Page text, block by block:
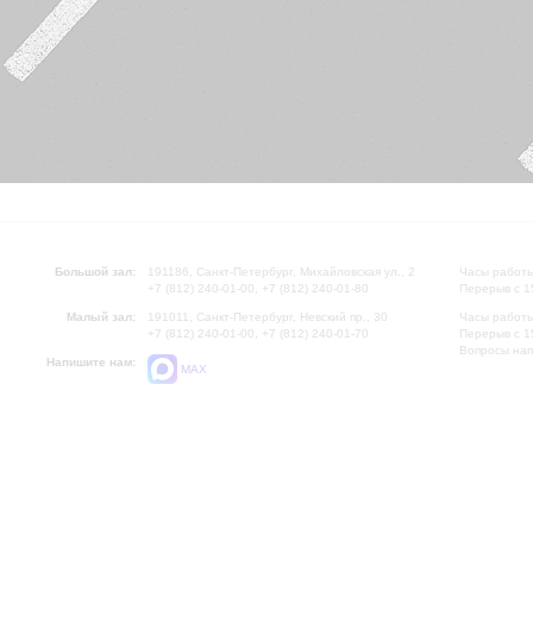
Большой зал:
191186, Санкт-Петербург, Михайловская ул., 2
+7 (812) 240-01-00, +7 (812) 240-01-80
Малый зал:
191011, Санкт-Петербург, Невский пр., 30
+7 (812) 240-01-00, +7 (812) 240-01-70
Напишите нам:
MAX
Часы
Перерыв с
Часы
Перерыв с
Вопросы